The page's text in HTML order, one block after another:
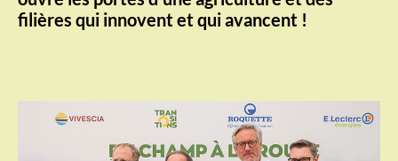
filières qui innovent et qui avancent !